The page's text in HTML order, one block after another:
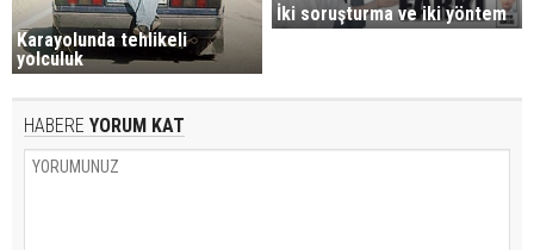
Karayolunda tehlikeli
yolculuk
İki soruşturma ve iki yöntem
HABERE YORUM KAT